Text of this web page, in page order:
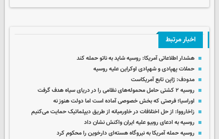
اخبار مرتبط
هشدار اطلاعاتی آمریکا: روسیه شاید به ناتو حمله کند
حملات پهپادی و شهپادی اوکراین علیه روسیه
مدودف: ژاپن تابع آمریکاست
روسیه ۲ کشتی حامل محموله‌های نظامی را در دریای سیاه هدف گرفت
اوراسیا؛ فرصتی که بخش خصوصی آماده است اما دولت هنوز نه
زاخارووا: از حل اختلافات در خاورمیانه از طریق دیپلماتیک حمایت می‌کنیم
روسیه به ادعای روبیو علیه ایران واکنش نشان داد
روسیه حمله آمریکا به نیروگاه هسته‌ای دارخوین را محکوم کرد